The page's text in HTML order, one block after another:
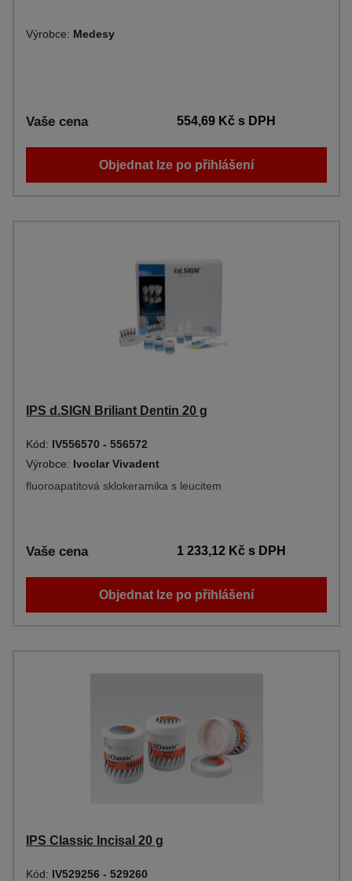
Výrobce: Medesy
Vaše cena 554,69 Kčs DPH
Objednat lze po přihlášení
IPS d.SIGN Briliant Dentin 20 g
Kód: IV556570 - 556572
Výrobce: Ivoclar Vivadent
fluoroapatitová sklokeramika s leucitem
Vaše cena 1 233,12 Kčs DPH
Objednat lze po přihlášení
IPS Classic Incisal 20 g
Kód: IV529256 - 529260